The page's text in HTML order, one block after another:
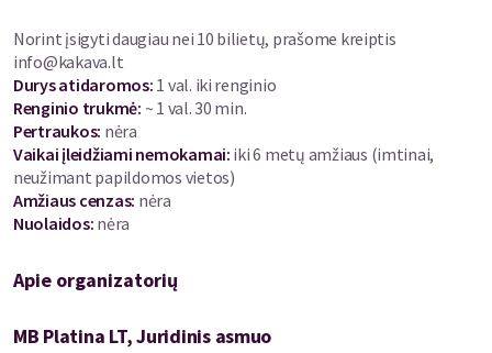
Norint įsigyti daugiau nei 10 bilietų, prašome kreiptis
info@kakava.lt
Durys atidaromos: 1 val. iki renginio
Renginio trukmė: ~ 1 val. 30 min.
Pertraukos: nėra
Vaikai įleidžiami nemokamai: iki 6 metų amžiaus (imtinai,
neužimant papildomos vietos)
Amžiaus cenzas: nėra
Nuolaidos: nėra
Apie organizatorių
MB Platina LT, Juridinis asmuo